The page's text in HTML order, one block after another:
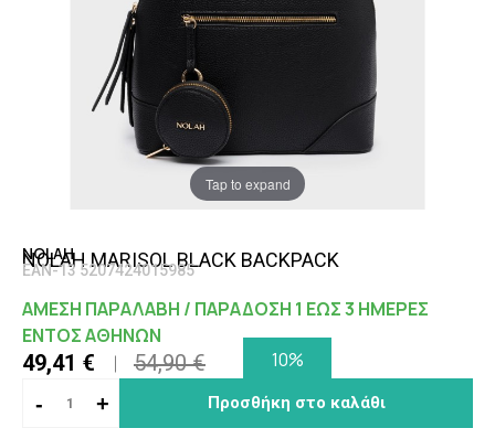
Tap to expand
NOLAH
NOLAH MARISOL BLACK BACKPACK
EAN-13 5207424015985
ΑΜΕΣΗ ΠΑΡΑΛΑΒΗ / ΠΑΡΑΔΟΣΗ 1 ΕΩΣ 3 ΗΜΕΡΕΣ
ΕΝΤΟΣ ΑΘΗΝΩΝ
49,41 € 54,90 €
10%
-
+ Προσθήκη στο καλάθι